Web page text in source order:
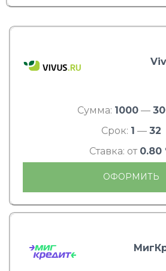
Сумма: 1000 —
Срок: 1 — 32
Ставка: от 0.80
ОФОРМИТЬ